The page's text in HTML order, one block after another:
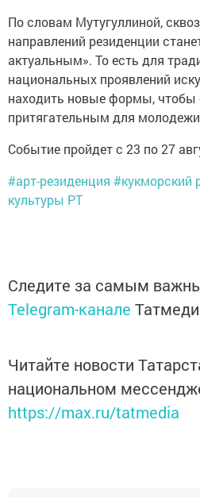
По словам Мутугуллиной,
направлений резиденции
актуальным». То есть для
национальных проявлений
находить новые формы, чтобы
притягательным для
Событие пройдет с 23 по 27
#арт-резиденция #кукморский
культуры РТ
Следите за самым
Telegram-канале
Читайте новости
национальном
https://max.ru/tatmedia